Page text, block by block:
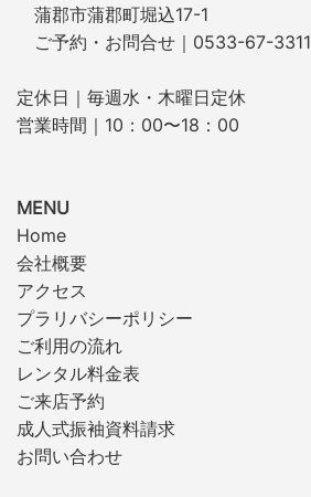
蒲郡市蒲郡町堀込17-1
ご予約・お問合せ｜0533-67-3311
定休日｜毎週水・木曜日定休
営業時間｜10：00〜18：00
MENU
Home
会社概要
アクセス
プラリバシーポリシー
ご利用の流れ
レンタル料金表
ご来店予約
成人式振袖資料請求
お問い合わせ